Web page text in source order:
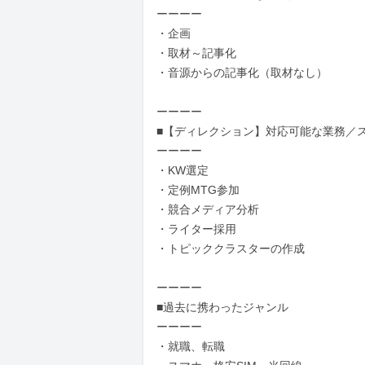
ーーーー
・企画
・取材～記事化
・音源からの記事化（取材なし）
ーーーー
■【ディレクション】対応可能な業務／
ーーーー
・KW選定
・定例MTG参加
・競合メディア分析
・ライター採用
・トピッククラスターの作成
ーーーー
■過去に携わったジャンル
ーーーー
・就職、転職